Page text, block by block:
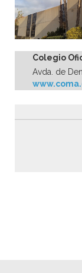
Colegio
Avda. de